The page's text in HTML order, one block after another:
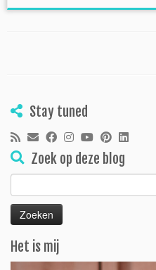
Stay tuned
Zoek op deze blog
Zoeken
naar:
Het is mij